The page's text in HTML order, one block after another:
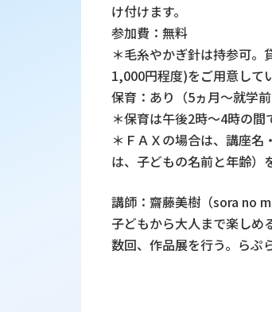
け付けます。
参加費：無料
＊毛糸やかぎ針は持参可
1,000円程度)をご用意して
保育：あり（5ヵ月～就学
＊保育は午後2時～4時の間
＊ＦＡＸの場合は、講座
は、子どもの名前と年齢）
講師：齋藤美樹（sora no
子どもから大人まで楽しめ
数回、作品展を行う。らぷ